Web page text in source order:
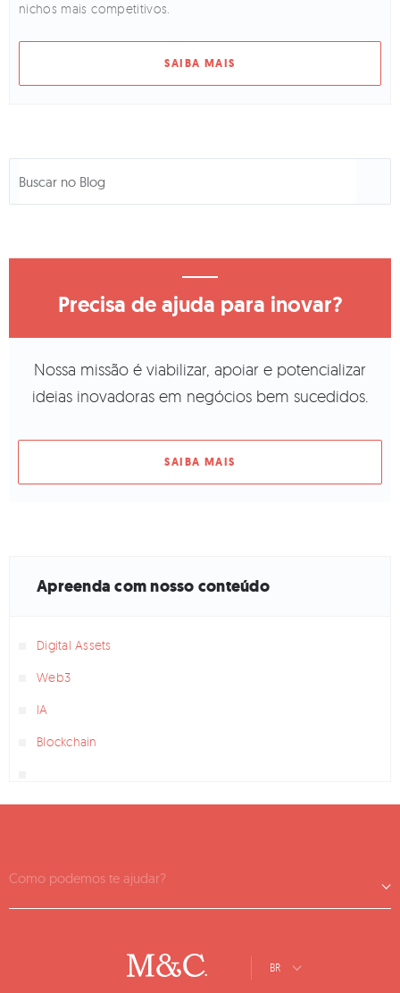
nichos mais competitivos.
SAIBA MAIS
Precisa de ajuda para inovar?
Nossa missão é viabilizar, apoiar e potencializar
ideias inovadoras em negócios bem sucedidos.
SAIBA MAIS
Apreenda com nosso conteúdo
Digital Assets
Web3
IA
Blockchain
Como podemos te ajudar?
BR